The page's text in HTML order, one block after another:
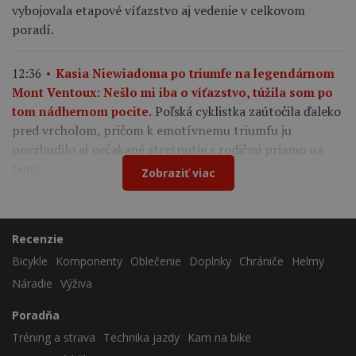
vybojovala etapové víťazstvo aj vedenie v celkovom
poradí.
12:36
Kasia Niewiadoma po triumfe na legendárnom
Mont Ventoux: Nešlo mi iba o víťazstvo, túžila som po
tom nádhernom pocite. Poľská cyklistka zaútočila ďaleko
pred vrcholom, pričom k emotívnemu triumfu ju
povzbudilo aj nečakané stretnutie s rodičmi priamo na
Zobraziť viac
Recenzie
Bicykle
Komponenty Oblečenie Doplnky Chrániče
Helmy
Náradie Výživa
Poradňa
Tréning a strava
Technika jazdy
Kam na bike